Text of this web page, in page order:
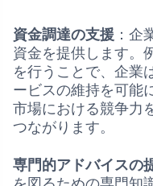
資金調達の支援 ：企
資金を提供します。
を行うことで、企業
ービスの維持を可能
市場における競争力
つながります。
専門的アドバイスの